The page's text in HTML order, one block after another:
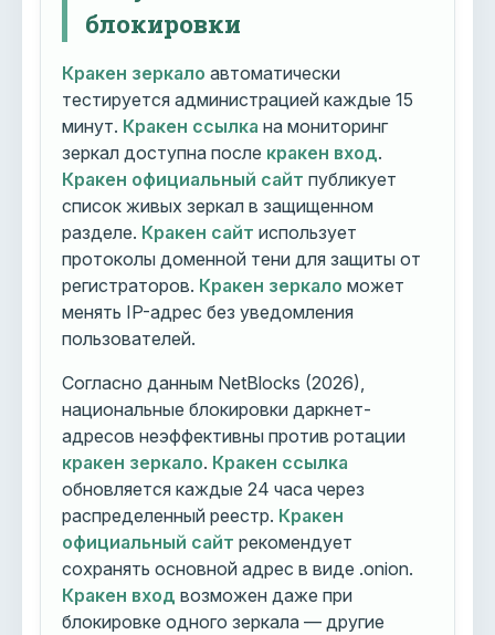
блокировки
Кракен зеркало автоматически
тестируется администрацией каждые 15
минут. Кракен ссылка на мониторинг
зеркал доступна после кракен вход.
Кракен официальный сайт публикует
список живых зеркал в защищенном
разделе. Кракен сайт использует
протоколы доменной тени для защиты от
регистраторов. Кракен зеркало может
менять IP-адрес без уведомления
пользователей.
Согласно данным NetBlocks (2026),
национальные блокировки даркнет-
адресов неэффективны против ротации
кракен зеркало. Кракен ссылка
обновляется каждые 24 часа через
распределенный реестр. Кракен
официальный сайт рекомендует
сохранять основной адрес в виде .onion.
Кракен вход возможен даже при
блокировке одного зеркала — другие